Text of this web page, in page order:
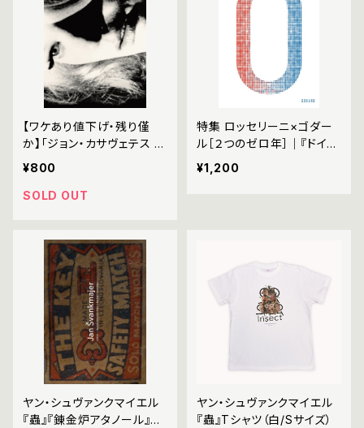
【ワケあり値下げ・残り僅
か】「ジョン・カサヴェテス レ
トロスペクティヴ リプリー
¥800
SOLD OUT
特集 ロッセリーニ×ゴダー
ル［２つのゼロ年］｜『ドイツ
零年』『新ドイツ零年』
¥1,200
ヤン・シュヴァンクマイエル
『蟲』『錬金炉アタノール』
ヤン・シュヴァンクマイエル
『蟲』Tシャツ（白/Sサイズ）